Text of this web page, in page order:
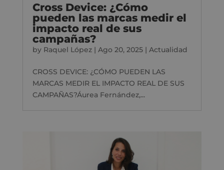
Cross Device: ¿Cómo
pueden las marcas medir el
impacto real de sus
campañas?
by Raquel López| Ago 20, 2025| Actualidad
CROSS DEVICE: ¿CÓMO PUEDEN LAS
MARCAS MEDIR EL IMPACTO REAL DE SUS
CAMPAÑAS?Áurea Fernández,...